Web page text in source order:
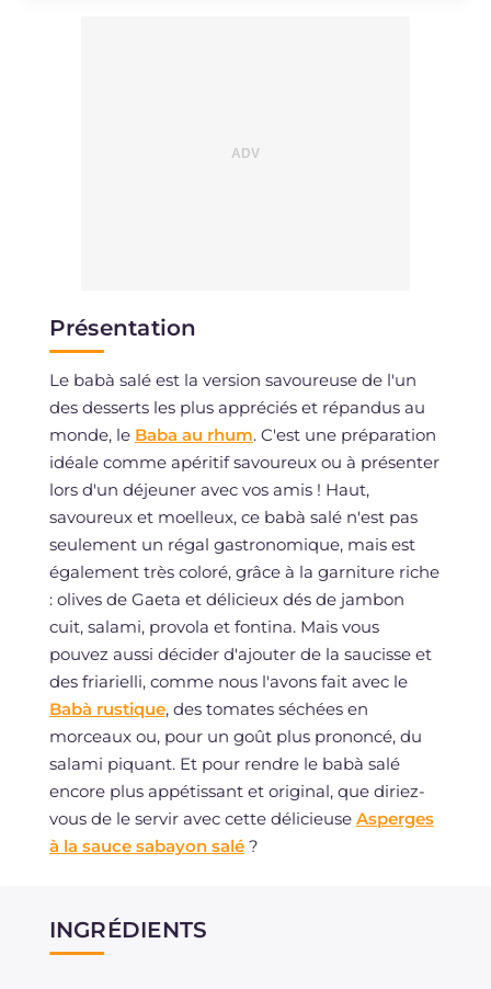
Présentation
Le babà salé est la version savoureuse de l'un
des desserts les plus appréciés et répandus au
monde, le Baba au rhum. C'est une préparation
idéale comme apéritif savoureux ou à présenter
lors d'un déjeuner avec vos amis ! Haut,
savoureux et moelleux, ce babà salé n'est pas
seulement un régal gastronomique, mais est
également très coloré, grâce à la garniture riche
: olives de Gaeta et délicieux dés de jambon
cuit, salami, provola et fontina. Mais vous
pouvez aussi décider d'ajouter de la saucisse et
des friarielli, comme nous l'avons fait avec le
Babà rustique, des tomates séchées en
morceaux ou, pour un goût plus prononcé, du
salami piquant. Et pour rendre le babà salé
encore plus appétissant et original, que diriez-
vous de le servir avec cette délicieuse Asperges
à la sauce sabayon salé?
INGRÉDIENTS